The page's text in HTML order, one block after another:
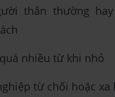
thân thường
nhiều từ khi nhỏ
từ chối hoặc xa